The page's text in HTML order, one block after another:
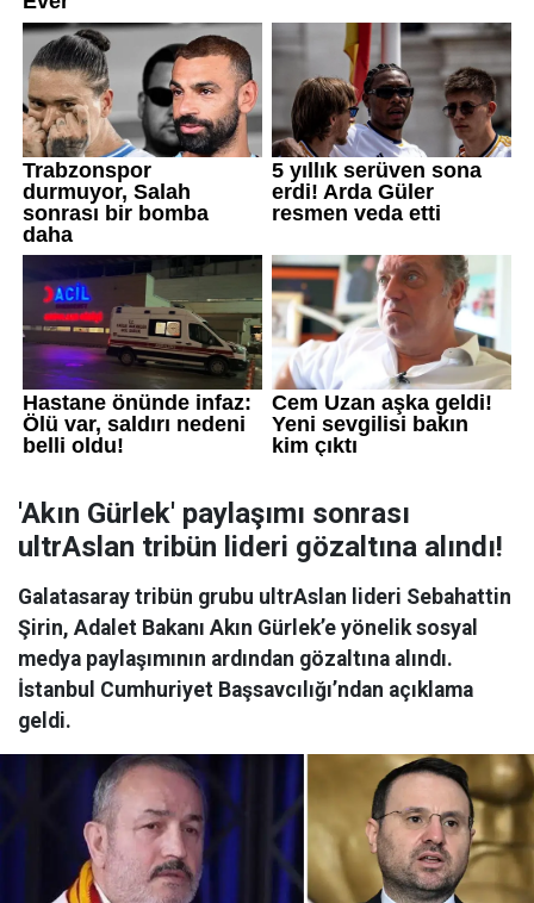
'Akın Gürlek' paylaşımı sonrası
ultrAslan tribün lideri gözaltına alındı!
Galatasaray tribün grubu ultrAslan lideri Sebahattin
Şirin, Adalet Bakanı Akın Gürlek’e yönelik sosyal
medya paylaşımının ardından gözaltına alındı.
İstanbul Cumhuriyet Başsavcılığı’ndan açıklama
geldi.